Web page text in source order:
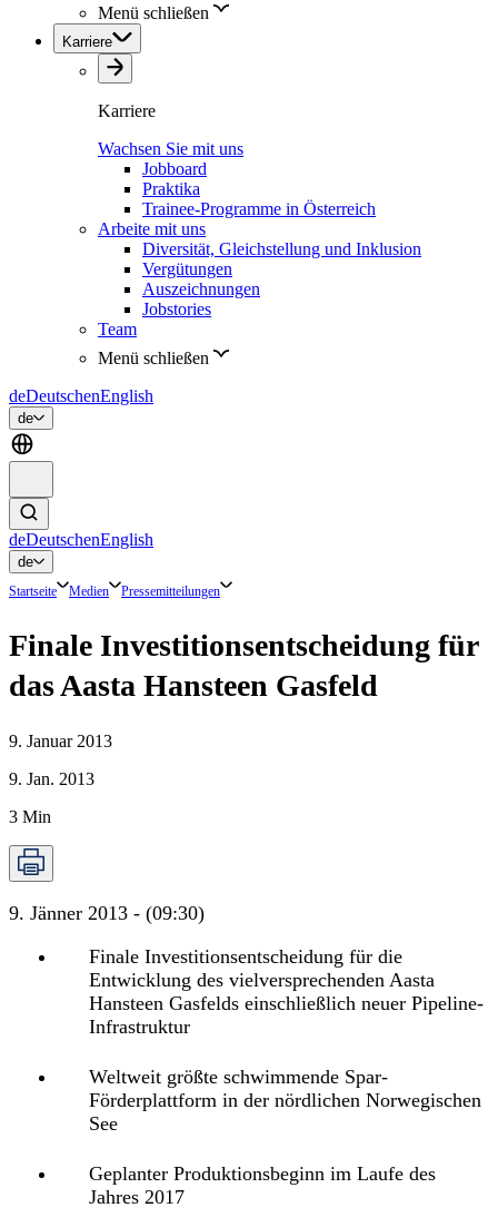
Menü schließen
Karriere
Karriere
Wachsen Sie mit uns
Jobboard
Praktika
Trainee-Programme in Österreich
Arbeite mit uns
Diversität, Gleichstellung und Inklusion
Vergütungen
Auszeichnungen
Jobstories
Team
Menü schließen
deDeutschenEnglish
de
deDeutschenEnglish
de
Startseite Medien Pressemitteilungen
Finale Investitionsentscheidung für
das Aasta Hansteen Gasfeld
9. Januar 2013
9. Jan. 2013
3 Min
9. Jänner 2013 - (09:30)
Finale Investitionsentscheidung für die
Entwicklung des vielversprechenden Aasta
Hansteen Gasfelds einschließlich neuer Pipeline-
Infrastruktur
Weltweit größte schwimmende Spar-
Förderplattform in der nördlichen Norwegischen
See
Geplanter Produktionsbeginn im Laufe des
Jahres 2017